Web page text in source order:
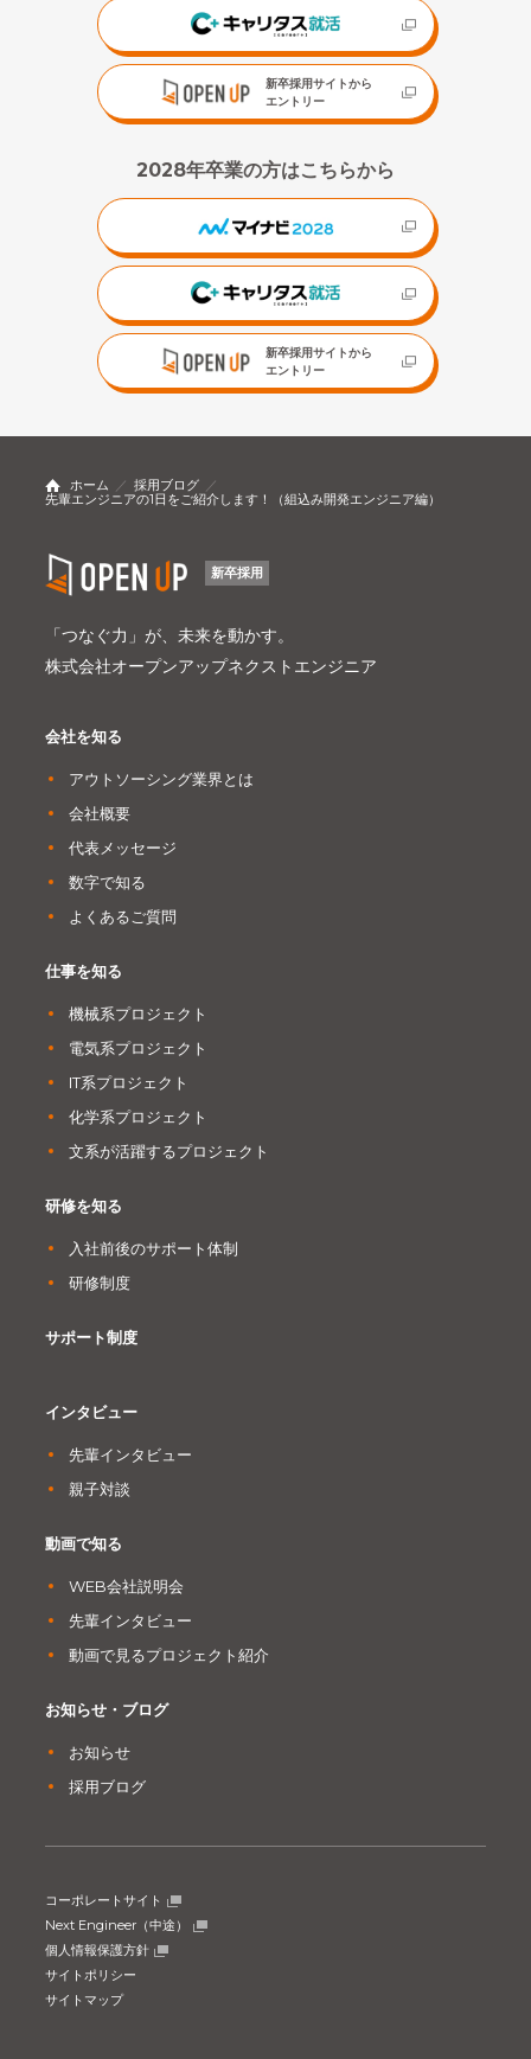
新卒採用サイトから
エントリー
2028年卒業の方はこちらから
新卒採用サイトから
エントリー
ホーム
採用ブログ
先輩エンジニアの1日をご紹介します！（組込み開発エンジニア編）
会社を知る
アウトソーシング業界とは
会社概要
代表メッセージ
数字で知る
よくあるご質問
仕事を知る
機械系プロジェクト
電気系プロジェクト
IT系プロジェクト
化学系プロジェクト
文系が活躍するプロジェクト
研修を知る
入社前後のサポート体制
研修制度
サポート制度
インタビュー
先輩インタビュー
親子対談
動画で知る
WEB会社説明会
先輩インタビュー
動画で見るプロジェクト紹介
お知らせ・ブログ
お知らせ
採用ブログ
新卒採用
「つなぐ力」が、未来を動かす。
株式会社オープンアップネクストエンジニア
コーポレートサイト
Next Engineer（中途）
個人情報保護方針
サイトポリシー
サイトマップ